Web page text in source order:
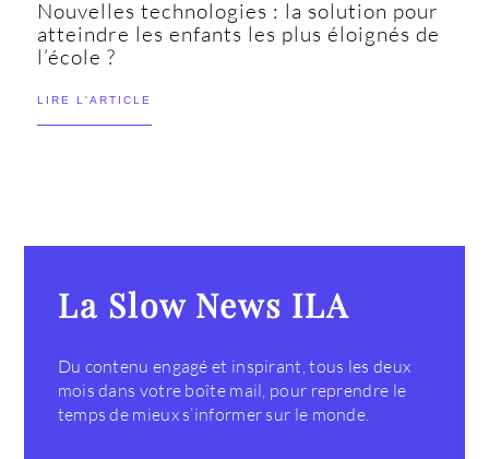
Nouvelles technologies : la solution pour
atteindre les enfants les plus éloignés de
l’école ?
LIRE L'ARTICLE
La Slow News ILA
Du contenu engagé et inspirant, tous les deux
mois dans votre boîte mail, pour reprendre le
temps de mieux s’informer sur le monde.